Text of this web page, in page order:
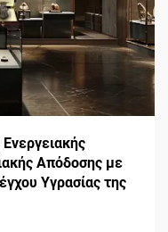
Απόδοσης με
Υγρασίας της